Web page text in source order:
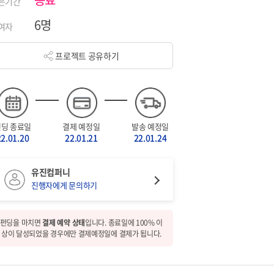
자 6명
프로젝트 공유하기
종료일 결제 예정일
22.01.21
발송 예정일
22.01.24
유진컴퍼니
진행자에게 문의하기
펀딩을 마치면결제 예약 상태입니다. 종료일에 100% 이
상이 달성되었을 경우에만 결제예정일에 결제가 됩니다.